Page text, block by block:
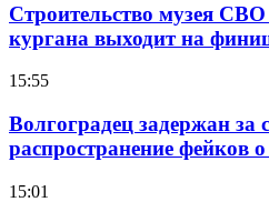
Строительство музея
кургана выходит на
15:55
Волгоградец задержан за
распространение фейков
15:01